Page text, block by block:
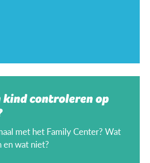
kind controleren op
met het Family Center? Wat
en wat niet?